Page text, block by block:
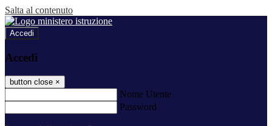
Salta al contenuto
Accedi
Accedi
button close ×
Nome Utente
Password